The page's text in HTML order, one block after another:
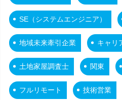
SE（システムエンジニア）
地域未来牽引企業 キャリ
土地家屋調査士 関東
フルリモート 技術営業